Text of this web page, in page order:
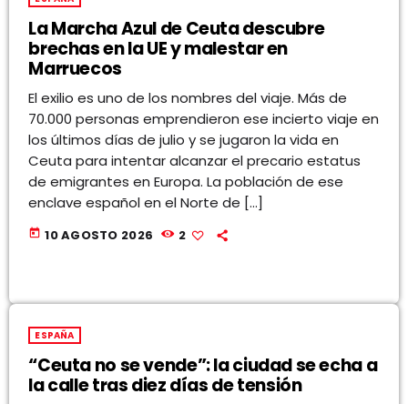
La Marcha Azul de Ceuta descubre
brechas en la UE y malestar en
Marruecos
El exilio es uno de los nombres del viaje. Más de
70.000 personas emprendieron ese incierto viaje en
los últimos días de julio y se jugaron la vida en
Ceuta para intentar alcanzar el precario estatus
de emigrantes en Europa. La población de ese
enclave español en el Norte de […]
today 10 AGOSTO 2026 2
ESPAÑA
“Ceuta no se vende”: la ciudad se echa a
la calle tras diez días de tensión